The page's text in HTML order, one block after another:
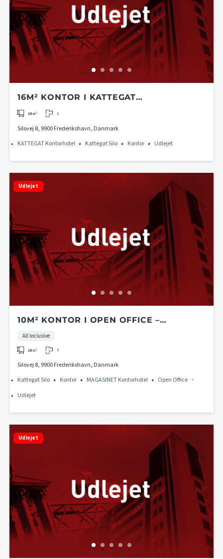
16M² KONTOR I KATTEGAT
KONTORHOTEL PÅ 2. ETAGE I KATTEGAT
16m² 1
Silovej 8, 9900 Frederikshavn, Danmark
KATTEGAT Kontorhotel
Kattegat Silo Kontor Udlejet
Udlejet
10M² KONTOR I OPEN OFFICE –
MAGASINET KONTORHOTEL I KATTEGAT
SILO
All Inclusive
10m² 1
Silovej 8, 9900 Frederikshavn, Danmark
Kattegat Silo
Kontor MAGASINET Kontorhotel
Open Office
Udlejet
Udlejet